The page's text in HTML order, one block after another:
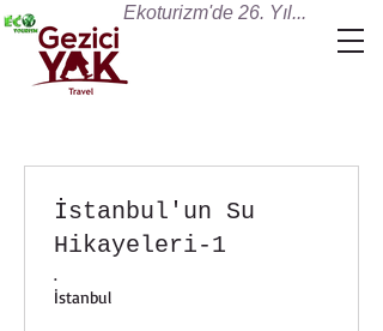
Ekoturizm'de 26. Yıl...
İstanbul'un Su
Hikayeleri-1
.
İstanbul